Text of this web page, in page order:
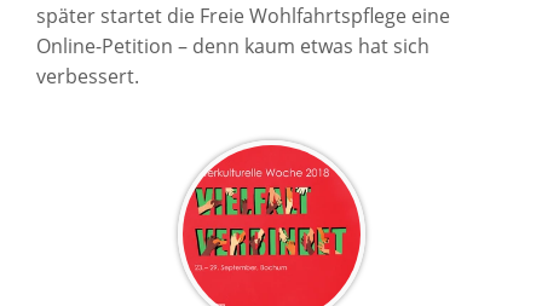
später startet die Freie Wohlfahrtspflege eine
Online-Petition – denn kaum etwas hat sich
verbessert.